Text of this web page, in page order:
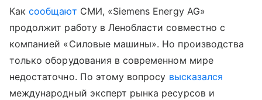
Каксообщают СМИ, «Siemens Energy AG»
продолжит работу в Ленобласти совместно с
компанией «Силовые машины». Но производства
только оборудования в современном мире
недостаточно. По этому вопросу высказался
международный эксперт рынка ресурсов и